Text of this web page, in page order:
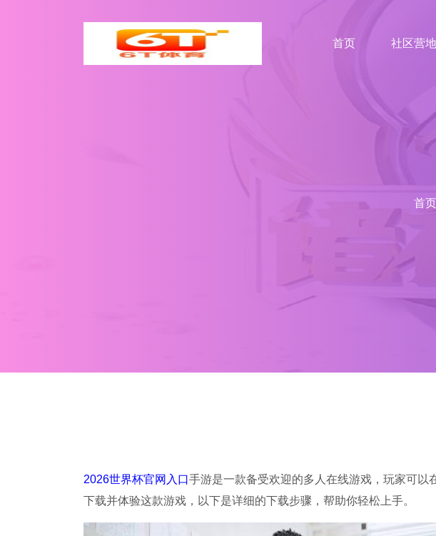
首页 社区营地
首页
2026世界杯官网入口手游是一款备受欢迎的多人在线游戏，玩家可
下载并体验这款游戏，以下是详细的下载步骤，帮助你轻松上手。